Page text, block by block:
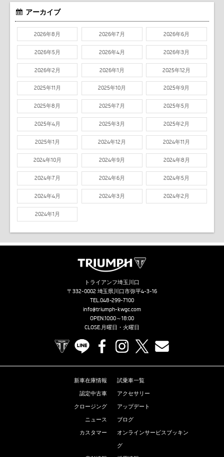
アーカイブ
2026年8月 2026年7月 2026年6月
2026年5月 2026年4月 2026年3月
2026年2月 2026年1月 2025年12月
2025年11月 2025年10月 2025年9月
2025年8月 2025年7月 2025年5月
2025年4月 2025年3月 2025年2月
2025年1月 2024年12月 2024年11月
2024年10月 2024年9月 2024年8月
2024年7月 2024年6月 2024年5月
2024年4月 2024年3月 2024年2月
2024年1月
トライアンフ埼玉川口
〒332-0002 埼玉県川口市弥平4-3-16
TEL.048-299-7100
info@triumph-kwgc.com
OPEN.10:00～18:00
CLOSE.月曜日・火曜日
TRIUMPH OFFICIAL SITE
LINE FacebookInstagram
新車在庫情報
試乗車一覧
認定中古車
アクセサリー
クロージング
アップデート
ニュース
ブログ
カスタマー
オンラインサービスブッキン
グ